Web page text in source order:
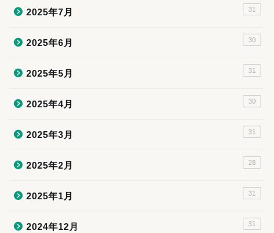
2025年7月 31
2025年6月 30
2025年5月 31
2025年4月 30
2025年3月 31
2025年2月 28
2025年1月 31
2024年12月 31